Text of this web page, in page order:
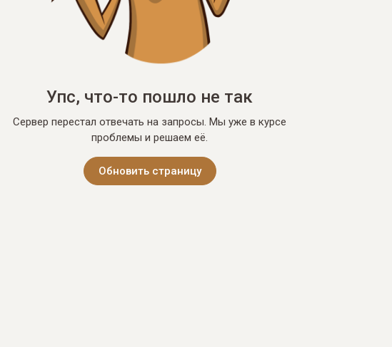
Упс, что-то пошло не так
Сервер перестал отвечать на запросы. Мы уже в курсе
проблемы и решаем её.
Обновить страницу